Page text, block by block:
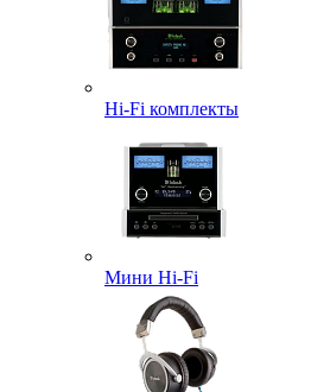
Hi-Fi комплекты
Мини Hi-Fi